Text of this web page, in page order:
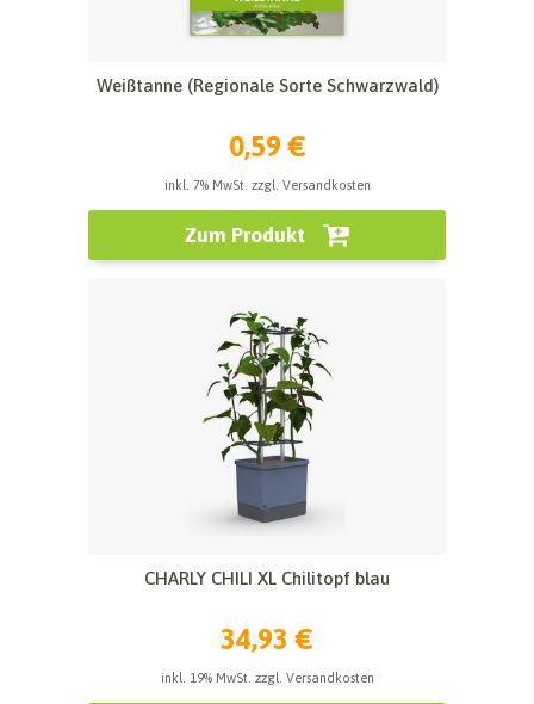
Weißtanne (Regionale Sorte Schwarzwald)
0,59 €
inkl. 7% MwSt. zzgl. Versandkosten
Zum Produkt
CHARLY CHILI XL Chilitopf blau
34,93 €
inkl. 19% MwSt. zzgl. Versandkosten